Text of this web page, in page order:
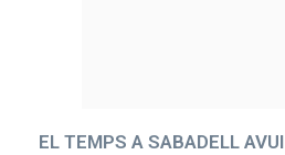
EL TEMPS A SABADELL AVUI